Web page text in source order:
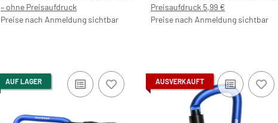
– ohne Preisaufdruck
Preise nach Anmeldung sichtbar
Preisaufdruck 5,99 €
Preise nach Anmeldung sichtbar
AUF LAGER AUSVERKAUFT